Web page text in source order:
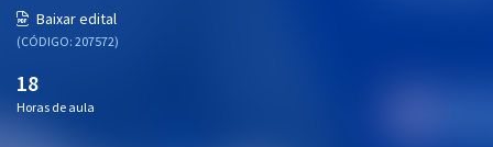
Baixar edital
(CÓDIGO: 207572)
18
Horas de aula